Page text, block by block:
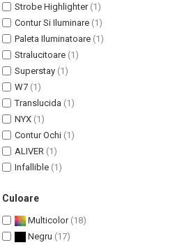
Strobe Highlighter (1)
Contur Si Iluminare (1)
Paleta Iluminatoare (1)
Stralucitoare (1)
Superstay (1)
W7 (1)
Translucida (1)
NYX (1)
Contur Ochi (1)
ALIVER (1)
Infallible (1)
Culoare
Multicolor (18)
Negru (17)